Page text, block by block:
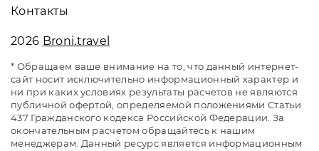
Контакты
2026 Broni.travel
* Обращаем ваше внимание на то, что данный интернет-
сайт носит исключительно информационный характер и
ни при каких условиях результаты расчетов не являются
публичной офертой, определяемой положениями Статьи
437 Гражданского кодекса Российской Федерации. За
окончательным расчетом обращайтесь к нашим
менеджерам. Данный ресурс является информационным